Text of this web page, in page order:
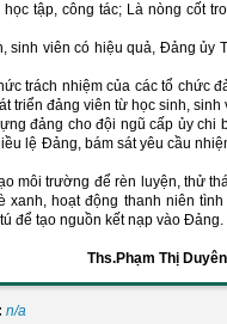
tập, công tác; Là nòng cốt
sinh viên có hiệu quả, Đảng ủy
trách nhiệm của các tổ chức
triển đảng viên từ học sinh, sinh
đảng cho đội ngũ cấp ủy chi
lệ Đảng, bám sát yêu cầu
môi trường để rèn luyện, thử
hoạt động thanh niên
để tạo nguồn kết nạp vào Đảng.
Ths.Phạm Thị
n/a